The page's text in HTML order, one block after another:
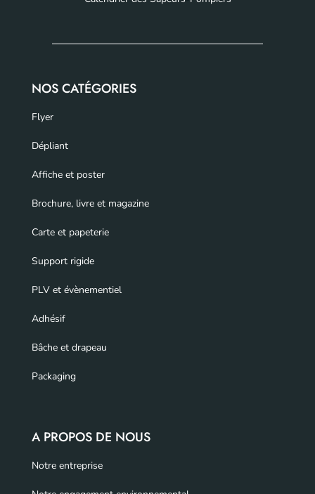
NOS CATÉGORIES
Flyer
Dépliant
Affiche et poster
Brochure, livre et magazine
Carte et papeterie
Support rigide
PLV et évènementiel
Adhésif
Bâche et drapeau
Packaging
A PROPOS DE NOUS
Notre entreprise